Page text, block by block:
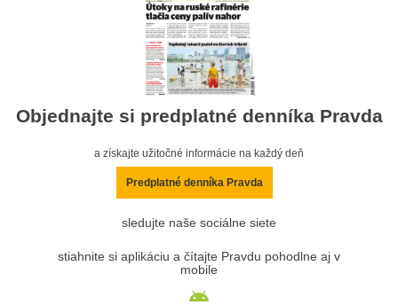
Objednajte si predplatné denníka Pravda
a získajte užitočné informácie na každý deň
Predplatné denníka Pravda
sledujte naše sociálne siete
stiahnite si aplikáciu a čítajte Pravdu pohodlne aj v
mobile